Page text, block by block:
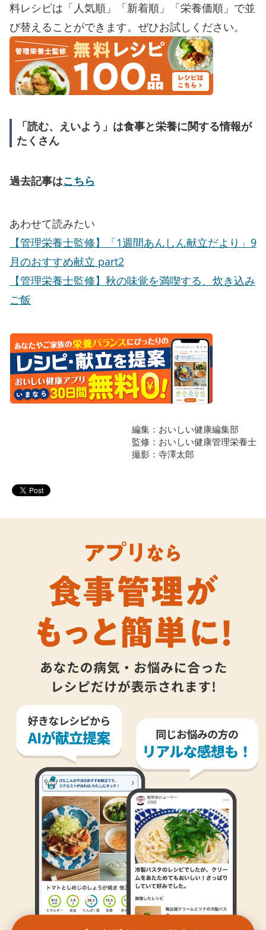
料レシピは「人気順」「新着順」「栄養価順」で並
び替えることができます。ぜひお試しください。
「読む、えいよう」は食事と栄養に関する情報が
たくさん
過去記事はこちら
あわせて読みたい
【管理栄養士監修】「1週間あんしん献立だより」9
月のおすすめ献立 part2
【管理栄養士監修】秋の味覚を満喫する、炊き込み
ご飯
編集：おいしい健康編集部
監修：おいしい健康管理栄養士
撮影：寺澤太郎